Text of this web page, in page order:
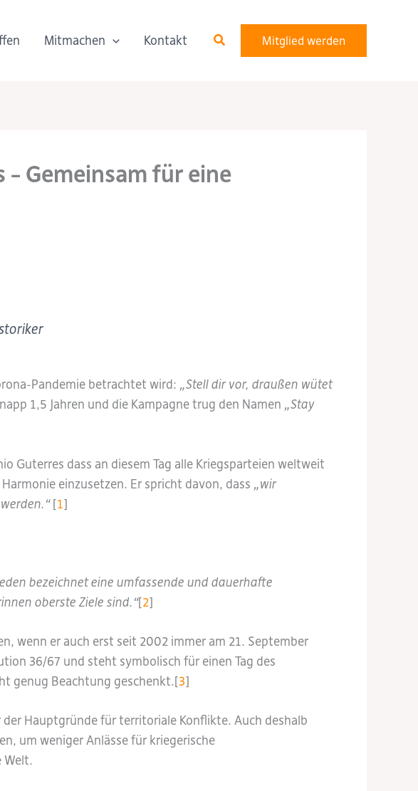
Mitmachen Kontakt Suchen Mitglied werden
– Gemeinsam für eine
Pandemie betrachtet wird: „Stell dir vor, draußen wütet
1,5 Jahren und die Kampagne trug den Namen „Stay
Guterres dass an diesem Tag alle Kriegsparteien weltweit
einzusetzen. Er spricht davon, dass „wir
[1]
bezeichnet eine umfassende und dauerhafte
oberste Ziele sind.“[2]
wenn er auch erst seit 2002 immer am 21. September
36/67 und steht symbolisch für einen Tag des
genug Beachtung geschenkt.[3]
Hauptgründe für territoriale Konflikte. Auch deshalb
um weniger Anlässe für kriegerische
Welt.